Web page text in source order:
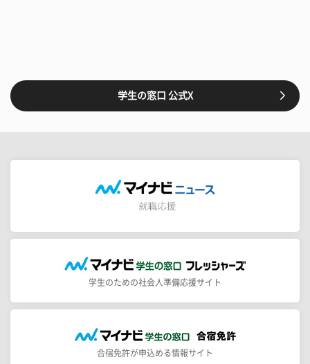
学生の窓口 公式X
学生のための社会人準備応援サイト
合宿免許が申込める情報サイト